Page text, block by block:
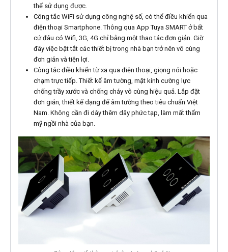
thể sử dụng được.
Công tắc WiFi sử dụng công nghệ số, có thể điều khiển qua
điện thoại Smartphone. Thông qua App Tuya SMART ở bất
cứ đâu có Wifi, 3G, 4G chỉ bằng một thao tác đơn giản. Giờ
đây việc bật tắt các thiết bị trong nhà bạn trở nên vô cùng
đơn giản và tiện lợi.
Công tắc điều khiển từ xa qua điện thoại, giọng nói hoặc
chạm trực tiếp. Thiết kế âm tường, mặt kính cường lực
chống trầy xước và chống cháy vô cùng hiệu quả. Lắp đặt
đơn giản, thiết kế dạng đế âm tường theo tiêu chuẩn Việt
Nam. Không cần đi dây thêm dây phức tạp, làm mất thẩm
mỹ ngồi nhà của bạn.